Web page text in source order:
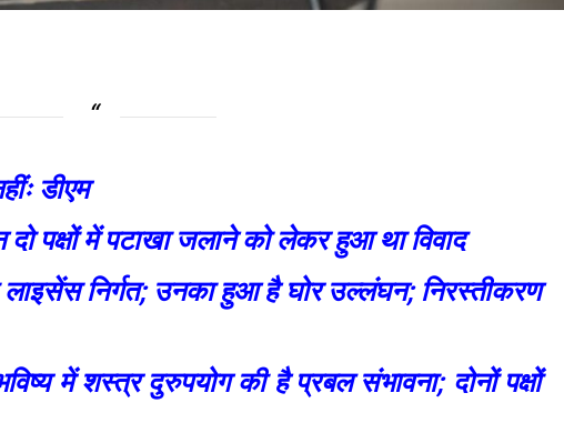
डीएम
दो पक्षों में पटाखा जलाने को लेकर हुआ था विवाद
लाइसेंस निर्गत; उनका हुआ है घोर उल्लंघन; निरस्तीकरण
में शस्त्र दुरुपयोग की है प्रबल संभावना; दोनों पक्षों